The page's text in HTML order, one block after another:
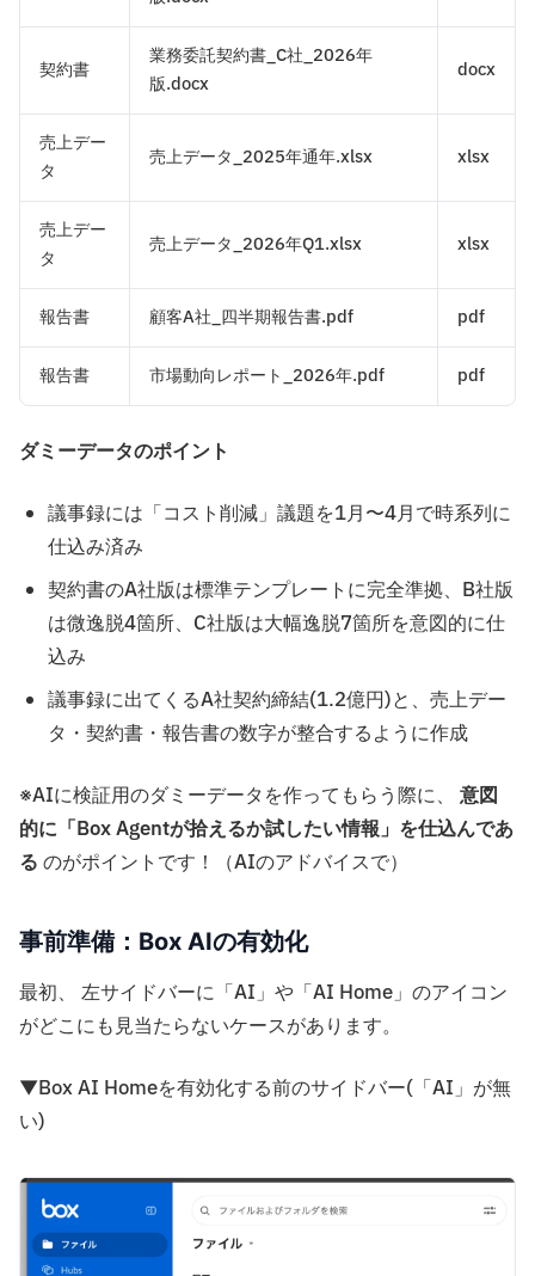
契約書
業務委託契約書_C社_2026年
版.docx
docx
売上デー
タ
売上データ_2025年通年.xlsx xlsx
売上デー
タ
売上データ_2026年Q1.xlsx xlsx
報告書 顧客A社_四半期報告書.pdf pdf
報告書 市場動向レポート_2026年.pdf pdf
ダミーデータのポイント
議事録には「コスト削減」議題を1月〜4月で時系列に
仕込み済み
契約書のA社版は標準テンプレートに完全準拠、B社版
は微逸脱4箇所、C社版は大幅逸脱7箇所を意図的に仕
込み
議事録に出てくるA社契約締結(1.2億円)と、売上デー
タ・契約書・報告書の数字が整合するように作成
※AIに検証用のダミーデータを作ってもらう際に、 意図
的に「Box Agentが拾えるか試したい情報」を仕込んであ
る のがポイントです！（AIのアドバイスで）
事前準備：Box AIの有効化
最初、 左サイドバーに「AI」や「AI Home」のアイコン
がどこにも見当たらないケースがあります。
▼Box AI Homeを有効化する前のサイドバー(「AI」が無
い)